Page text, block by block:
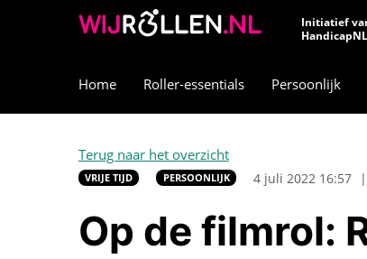
Initiatief
HandicapNL
Home Roller-essentials Persoonlijk
Terug naar het overzicht
VRIJE TIJD PERSOONLIJK 4 juli 2022 16:57 |
Op de filmrol: